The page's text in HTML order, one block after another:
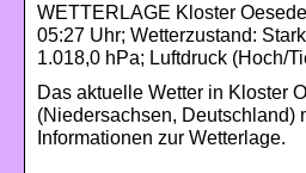
WETTERLAGE Kloster
05:27 Uhr; Wetterzustand:
1.018,0 hPa; Luftdruck (Hoch/
Das aktuelle Wetter in Kloster
(Niedersachsen, Deutschland)
Informationen zur Wetterlage.